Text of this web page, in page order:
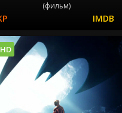
(фильм)
HD